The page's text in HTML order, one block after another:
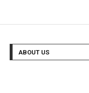
ABOUT US